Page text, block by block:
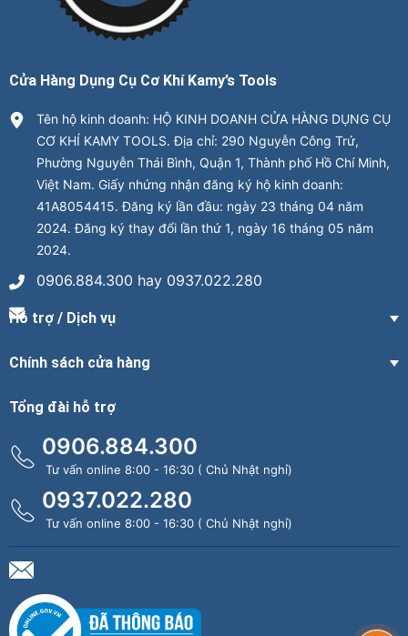
Cửa Hàng Dụng Cụ Cơ Khí Kamy’s Tools
Tên hộ kinh doanh: HỘ KINH DOANH CỬA HÀNG DỤNG CỤ
CƠ KHÍ KAMY TOOLS. Địa chỉ: 290 Nguyễn Công Trứ,
Phường Nguyễn Thái Bình, Quận 1, Thành phố Hồ Chí Minh,
Việt Nam. Giấy nhứng nhận đăng ký hộ kinh doanh:
41A8054415. Đăng ký lần đầu: ngày 23 tháng 04 năm
2024. Đăng ký thay đổi lần thứ 1, ngày 16 tháng 05 năm
2024.
0906.884.300 hay 0937.022.280
Hỗ trợ / Dịch vụ
Chính sách cửa hàng
Tổng đài hỗ trợ
0906.884.300
Tư vấn online 8:00 - 16:30 ( Chủ Nhật nghỉ)
0937.022.280
Tư vấn online 8:00 - 16:30 ( Chủ Nhật nghỉ)